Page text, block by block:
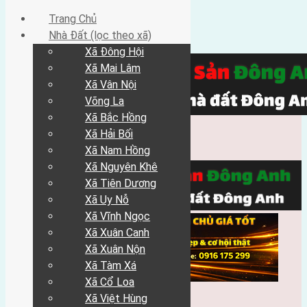
Trang Chủ
Trang Chủ
Nhà Đất (lọc theo xã)
Xã Đông Hội
Xã Mai Lâm
Xã Vân Nội
Võng La
Xã Bắc Hồng
Xã Hải Bối
Xã Nam Hồng
Xã Nguyên Khê
Xã Tiên Dương
Xã Uy Nỗ
Xã Vĩnh Ngọc
Xã Xuân Canh
Xã Xuân Nộn
Xã Tàm Xá
Xã Cổ Loa
Xã Việt Hùng